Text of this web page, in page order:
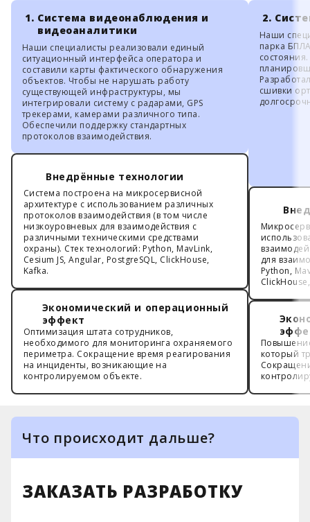
Система видеонаблюдения и
видеоаналитики
Наши специалисты реализовали единый
ситуационный интерфейса оператора и
составили карты фактического обнаружения
объектов. Чтобы не нарушать работу
существующей инфраструктуры, мы
интегрировали систему с радарами, GPS
трекерами, камерами различного типа.
Обеспечили поддержку стандартных
протоколов взаимодействия.
Внедрённые технологии
Система построена на микросервисной
архитектуре с использованием различных
протоколов взаимодействия (в том числе
низкоуровневых для взаимодействия с
различными техническими средствами
охраны). Стек технологий: Python, MavLink,
Cesium JS, Angular, PostgreSQL, ClickHouse,
Kafka.
Экономический и операционный
эффект
Оптимизация штата сотрудников,
необходимого для мониторинга охраняемого
периметра. Сокращение время реагирования
на инциденты, возникающие на
контролируемом объекте.
Наши
парка
сшивки
для
Python,
который
ЗАКАЗАТЬ РАЗРАБОТКУ
Что происходит дальше?